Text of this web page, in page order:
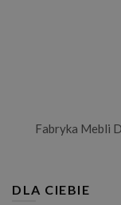
Fabryka Mebli
DLA CIEBIE